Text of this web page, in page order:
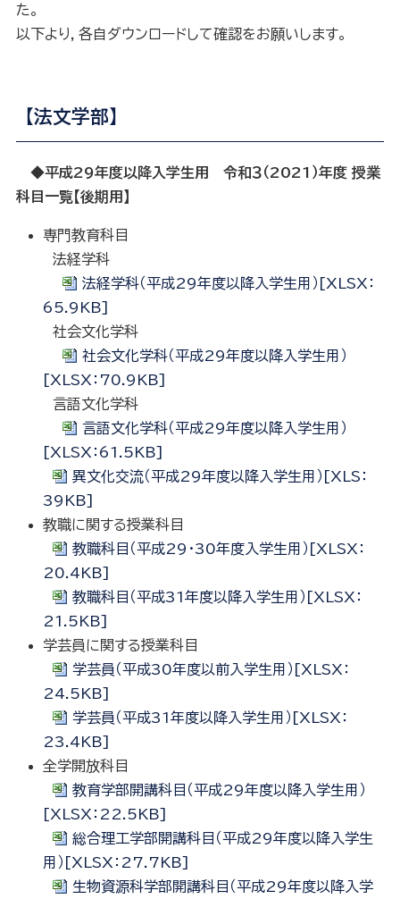
た。
以下より，各自ダウンロードして確認をお願いします。
【法文学部】
◆平成29年度以降入学生用 令和３（2021）年度 授業
科目一覧【後期用】
専門教育科目
法経学科
法経学科（平成29年度以降入学生用）[XLSX：
65.9KB]
社会文化学科
社会文化学科（平成29年度以降入学生用）
[XLSX：70.9KB]
言語文化学科
言語文化学科（平成29年度以降入学生用）
[XLSX：61.5KB]
異文化交流（平成29年度以降入学生用）[XLS：
39KB]
教職に関する授業科目
教職科目（平成29・30年度入学生用）[XLSX：
20.4KB]
教職科目（平成31年度以降入学生用）[XLSX：
21.5KB]
学芸員に関する授業科目
学芸員（平成30年度以前入学生用）[XLSX：
24.5KB]
学芸員（平成31年度以降入学生用）[XLSX：
23.4KB]
全学開放科目
教育学部開講科目（平成29年度以降入学生用）
[XLSX：22.5KB]
総合理工学部開講科目（平成29年度以降入学生
用）[XLSX：27.7KB]
生物資源科学部開講科目（平成29年度以降入学